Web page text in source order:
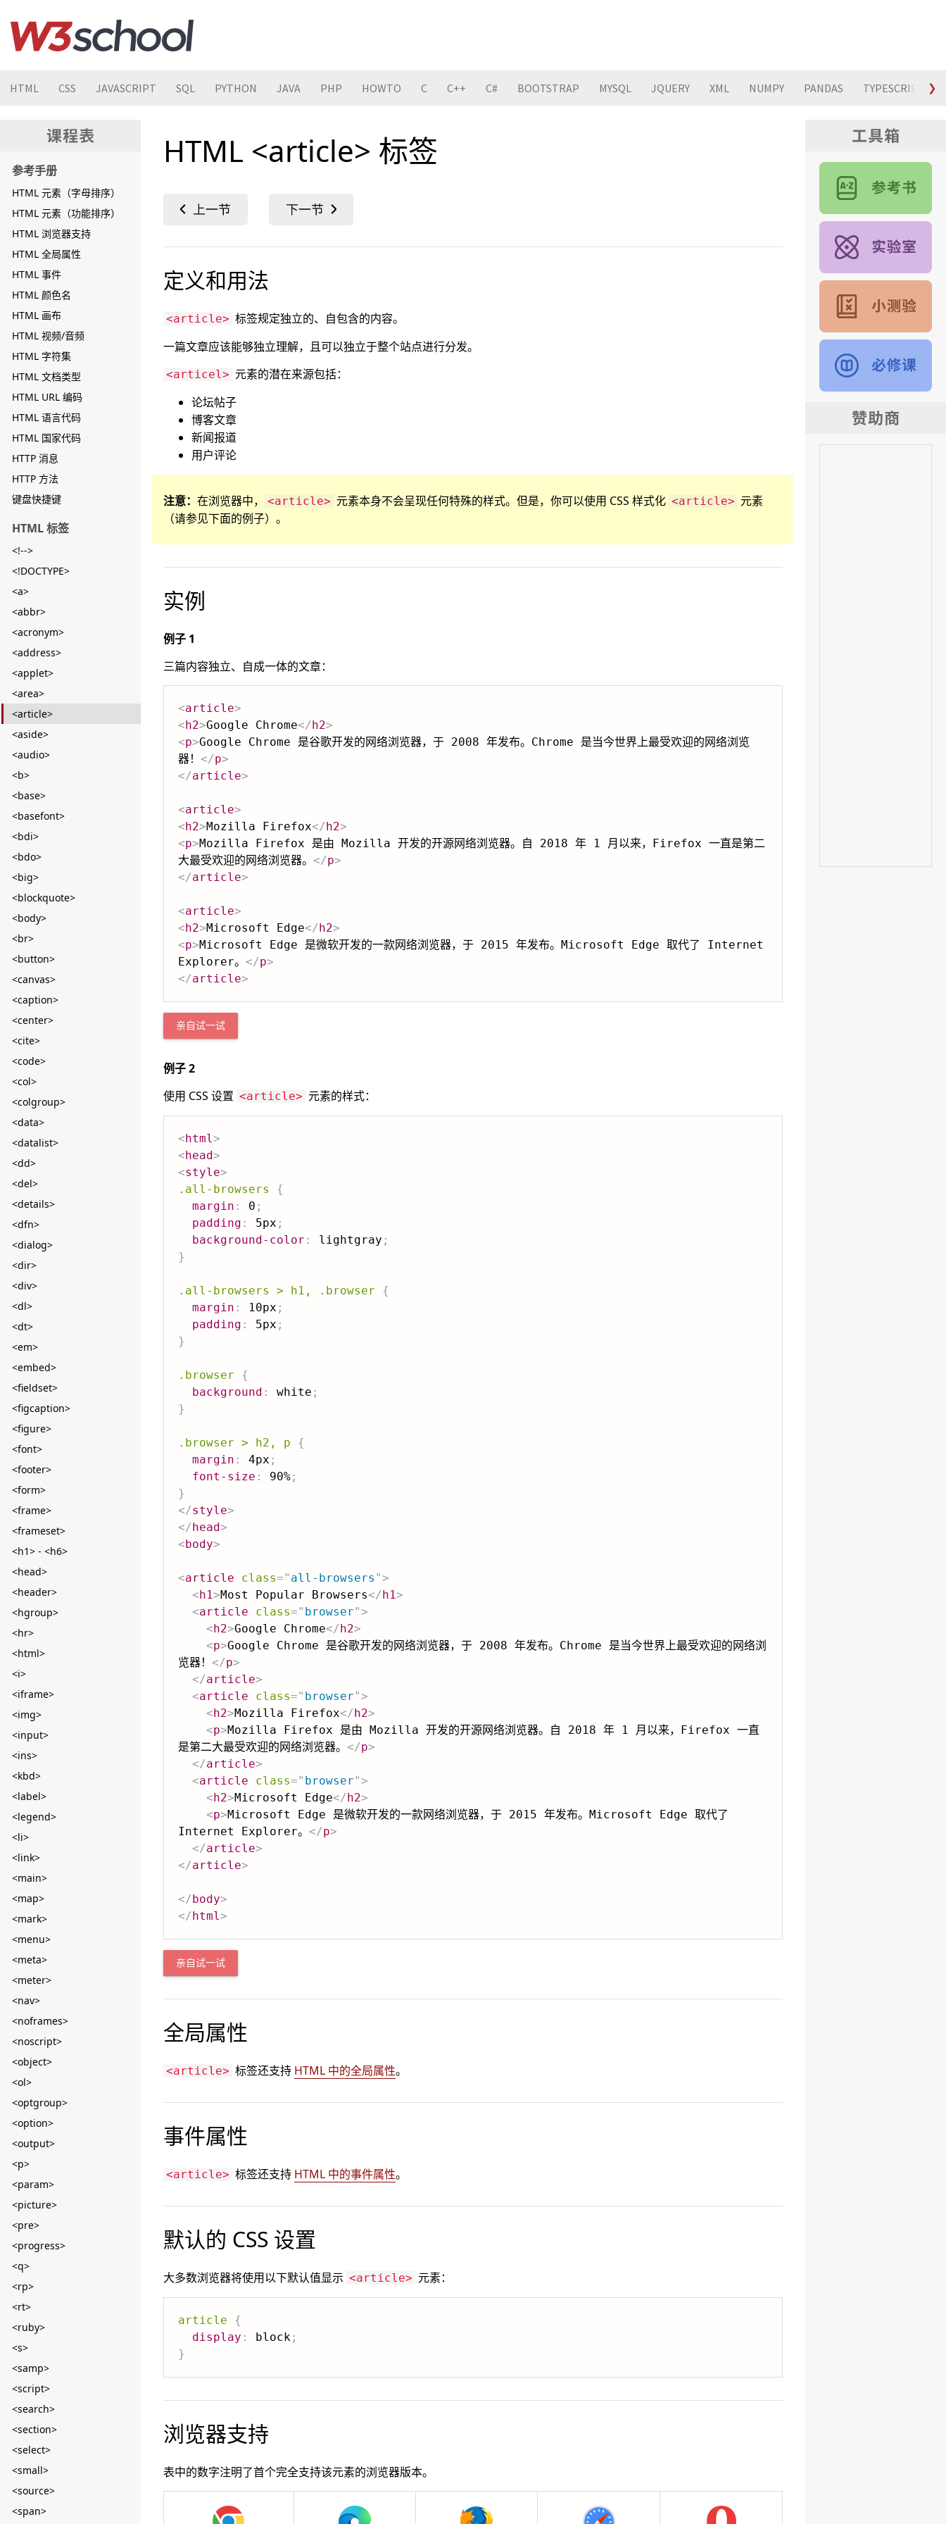
HTML CSS JAVASCRIPT SQL PYTHON JAVA PHP HOWTO C C++ C# BOOTSTRAP MYSQL JQUERY XML NUMPY PANDAS TYPESCRIPT ❯
参考手册
HTML 元素（字母排序）
HTML 元素（功能排序）
HTML 浏览器支持
HTML 全局属性
HTML 事件
HTML 颜色名
HTML 画布
HTML 视频/音频
HTML 字符集
HTML 文档类型
HTML URL 编码
HTML 语言代码
HTML 国家代码
HTTP 消息
HTTP 方法
键盘快捷键
HTML 标签
<!-->
<!DOCTYPE>
<a>
<abbr>
<acronym>
<address>
<applet>
<area>
<article>
<aside>
<audio>
<b>
<base>
<basefont>
<bdi>
<bdo>
<big>
<blockquote>
<body>
<br>
<button>
<canvas>
<caption>
<center>
<cite>
<code>
<col>
<colgroup>
<data>
<datalist>
<dd>
<del>
<details>
<dfn>
<dialog>
<dir>
<div>
<dl>
<dt>
<em>
<embed>
<fieldset>
<figcaption>
<figure>
<font>
<footer>
<form>
<frame>
<frameset>
<h1> - <h6>
<head>
<header>
<hgroup>
<hr>
<html>
<i>
<iframe>
<img>
<input>
<ins>
<kbd>
<label>
<legend>
<li>
<link>
<main>
<map>
<mark>
<menu>
<meta>
<meter>
<nav>
<noframes>
<noscript>
<object>
<ol>
<optgroup>
<option>
<output>
<p>
<param>
<picture>
<pre>
<progress>
<q>
<rp>
<rt>
<ruby>
<s>
<samp>
<script>
<search>
<section>
<select>
<small>
<source>
<span>
HTML <article> 标签
定义和用法
<article> 标签规定独立的、自包含的内容。
一篇文章应该能够独立理解，且可以独立于整个站点进行分发。
<articel> 元素的潜在来源包括：
论坛帖子
博客文章
新闻报道
用户评论
注意： 在浏览器中， <article> 元素本身不会呈现任何特殊的样式。但是，你可以使用 CSS 样式化 <article> 元素
（请参见下面的例子）。
实例
例子 1
三篇内容独立、自成一体的文章：
<article>
<h2>Google Chrome</h2>
<p>Google Chrome 是谷歌开发的网络浏览器，于 2008 年发布。Chrome 是当今世界上最受欢迎的网络浏览
器！ </p>
</article>
<article>
<h2>Mozilla Firefox</h2>
<p>Mozilla Firefox 是由 Mozilla 开发的开源网络浏览器。自 2018 年 1 月以来，Firefox 一直是第二
大最受欢迎的网络浏览器。 </p>
</article>
<article>
<h2>Microsoft Edge</h2>
<p>Microsoft Edge 是微软开发的一款网络浏览器，于 2015 年发布。Microsoft Edge 取代了 Internet
Explorer。 </p>
</article>
亲自试一试
例子 2
使用 CSS 设置 <article> 元素的样式：
<html>
<head>
<style>
.all-browsers
{
margin : 0 ;
padding : 5px ;
background-color : lightgray ;
}
.all-browsers > h1, .browser
{
margin : 10px ;
padding : 5px ;
}
.browser
{
background : white ;
}
.browser > h2, p
{
margin : 4px ;
font-size : 90% ;
}
</style>
</head>
<body>
<article class=" all-browsers ">
<h1>Most Popular Browsers</h1>
<article class=" browser">
<h2>Google Chrome</h2>
<p>Google Chrome 是谷歌开发的网络浏览器，于 2008 年发布。Chrome 是当今世界上最受欢迎的网络浏
览器！ </p>
</article>
<article class=" browser">
<h2>Mozilla Firefox</h2>
<p>Mozilla Firefox 是由 Mozilla 开发的开源网络浏览器。自 2018 年 1 月以来，Firefox 一直
是第二大最受欢迎的网络浏览器。 </p>
</article>
<article class=" browser">
<h2>Microsoft Edge</h2>
<p>Microsoft Edge 是微软开发的一款网络浏览器，于 2015 年发布。Microsoft Edge 取代了
Internet Explorer。 </p>
</article>
</article>
</body>
</html>
亲自试一试
全局属性
<article> 标签还支持 HTML 中的全局属性。
事件属性
<article> 标签还支持 HTML 中的事件属性。
默认的 CSS 设置
大多数浏览器将使用以下默认值显示 <article> 元素：
article
{
display : block ;
}
浏览器支持
表中的数字注明了首个完全支持该元素的浏览器版本。